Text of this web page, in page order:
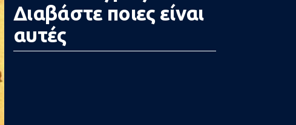
Διαβάστε ποιες είναι
αυτές